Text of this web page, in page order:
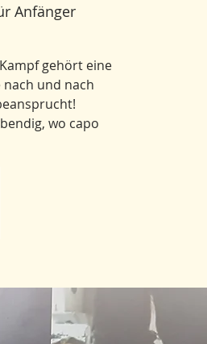
Anfänger
gehört eine
nach und nach
wo capo